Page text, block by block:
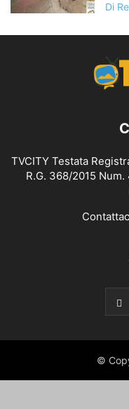
Di
TVCITY Testata
R.G. 368/2015
©